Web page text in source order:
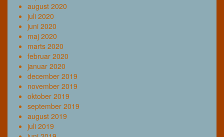
august 2020
juli 2020
juni 2020
maj 2020
marts 2020
februar 2020
januar 2020
december 2019
november 2019
oktober 2019
september 2019
august 2019
juli 2019